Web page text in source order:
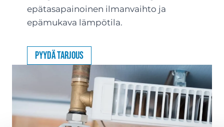
epätasapainoinen ilmanvaihto ja
epämukava lämpötila.
Pyydä tarjous